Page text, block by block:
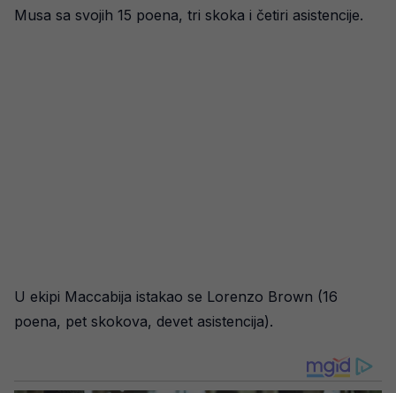
Musa sa svojih 15 poena, tri skoka i četiri asistencije.
U ekipi Maccabija istakao se Lorenzo Brown (16
poena, pet skokova, devet asistencija).